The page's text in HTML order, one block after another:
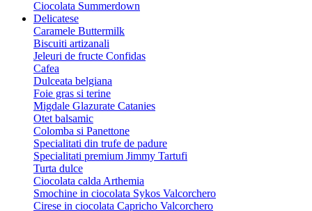
Ciocolata Summerdown
Delicatese
Caramele Buttermilk
Biscuiti artizanali
Jeleuri de fructe Confidas
Cafea
Dulceata belgiana
Foie gras si terine
Migdale Glazurate Catanies
Otet balsamic
Colomba si Panettone
Specialitati din trufe de padure
Specialitati premium Jimmy Tartufi
Turta dulce
Ciocolata calda Arthemia
Smochine in ciocolata Sykos Valcorchero
Cirese in ciocolata Capricho Valcorchero